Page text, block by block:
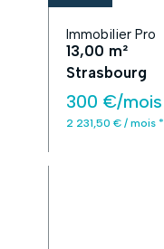
Immobilier Pro
13,00 m²
Strasbourg
300 €/
2 231,50 € / mois *